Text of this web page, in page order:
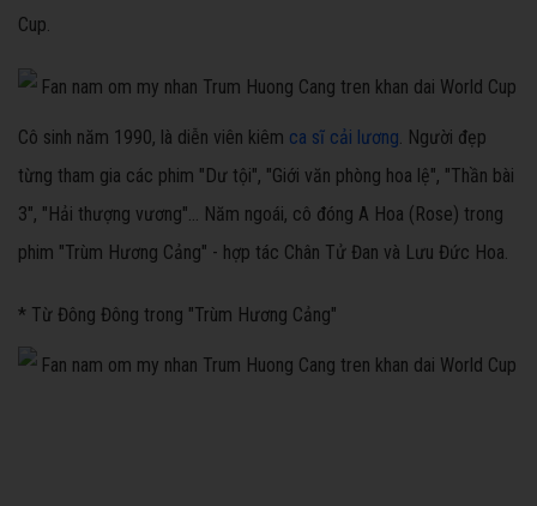
Cup.
Cô sinh năm 1990, là diễn viên kiêm ca sĩ cải lương. Người đẹp
từng tham gia các phim "Dư tội", "Giới văn phòng hoa lệ", "Thần bài
3", "Hải thượng vương"... Năm ngoái, cô đóng A Hoa (Rose) trong
phim "Trùm Hương Cảng" - hợp tác Chân Tử Đan và Lưu Đức Hoa.
* Từ Đông Đông trong "Trùm Hương Cảng"